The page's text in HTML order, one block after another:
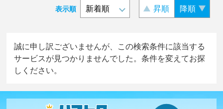
表示順 昇順 降順
誠に申し訳ございませんが、この検索条件に該当する
サービスが見つかりませんでした。条件を変えてお探
しください。